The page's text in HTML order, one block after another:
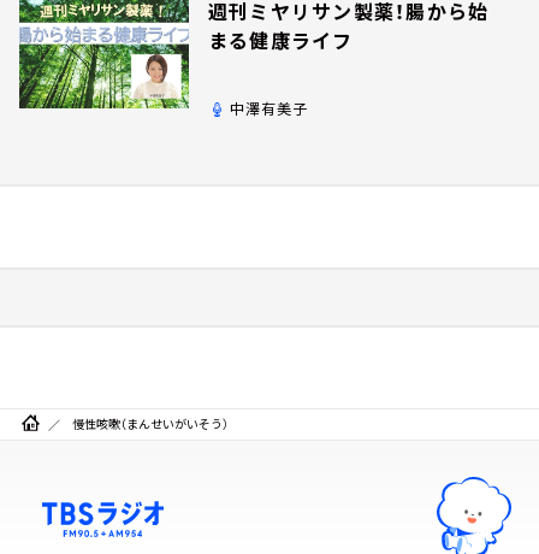
週刊ミヤリサン製薬！腸から始
まる健康ライフ
中澤有美子
慢性咳嗽（まんせいがいそう）